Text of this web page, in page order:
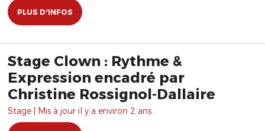
PLUS D'INFOS
Stage Clown : Rythme &
Expression encadré par
Christine Rossignol-Dallaire
Stage | Mis à jour il y a environ 2 ans.